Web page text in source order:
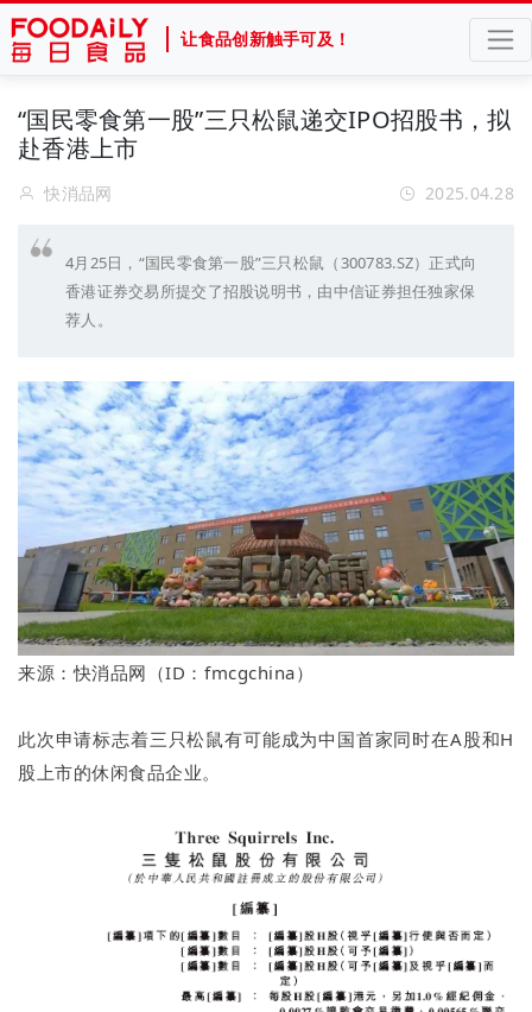
让食品创新触手可及！
“国民零食第一股”三只松鼠递交IPO招股书，拟
赴香港上市
快消品网 2025.04.28
4月25日，“国民零食第一股”三只松鼠（300783.SZ）正式向
香港证券交易所提交了招股说明书，由中信证券担任独家保
荐人。
来源：快消品网（ID：fmcgchina）
此次申请标志着三只松鼠有可能成为中国首家同时在A股和H
股上市的休闲食品企业。